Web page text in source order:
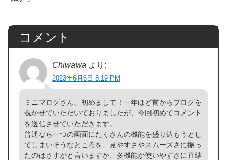
コメント
Chiwawa より:
2023年6月6日 8:19 PM
ミニマログさん、初めまして！一年ほど前からブログを
覗かせていただいておりましたが、今回初めてコメント
を送信させていただきます。
普通なら一つの画面にたくさんの機能を盛り込もうとし
てしまいそうなところを、見やすさやスムーズさに振っ
たのはさすがと言いますか、多機能が使いやすさに直結